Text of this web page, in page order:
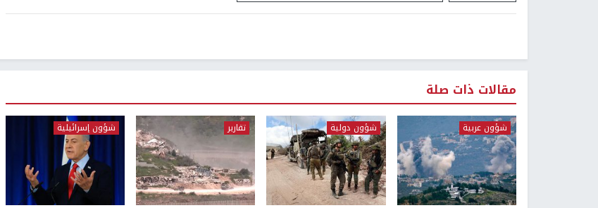
مقالات ذات صلة
شؤون عربية شؤون دولية تقارير شؤون إسرائيلية